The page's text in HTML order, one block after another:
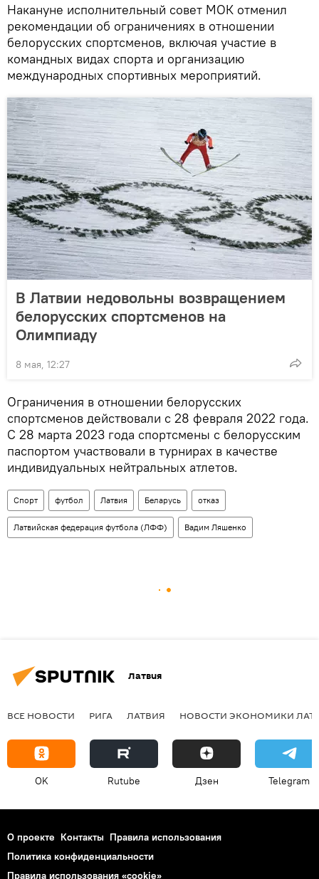
Накануне исполнительный совет МОК отменил
рекомендации об ограничениях в отношении
белорусских спортсменов, включая участие в
командных видах спорта и организацию
международных спортивных мероприятий.
В Латвии недовольны возвращением
белорусских спортсменов на
Олимпиаду
8 мая, 12:27
Ограничения в отношении белорусских
спортсменов действовали с 28 февраля 2022 года.
С 28 марта 2023 года спортсмены с белорусским
паспортом участвовали в турнирах в качестве
индивидуальных нейтральных атлетов.
Спорт футбол Латвия Беларусь отказ
Латвийская федерация футбола (ЛФФ) Вадим Ляшенко
Латвия
ВСЕ НОВОСТИ РИГА ЛАТВИЯ НОВОСТИ ЭКОНОМИКИ
OK Rutube Дзен Telegram
О проекте Контакты Правила использования
Политика конфиденциальности
Правила использования «cookie»